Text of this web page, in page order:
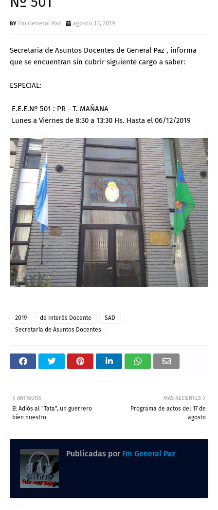
Fm General Paz agosto 13, 2019
Secretaria de Asuntos Docentes de General Paz , informa
que se encuentran sin cubrir siguiente cargo a saber:
ESPECIAL:
E.E.E.Nº 501 : PR - T. MAÑANA
Lunes a Viernes de 8:30 a 13:30 Hs. Hasta el 06/12/2019
2019 de Interés Docente
SAD
Secretaría de Asuntos Docentes
MÁS RECIENTES
Programa de actos del 17 de
agosto
ANTIGUOS
El Adiós al "Tata", un guerrero
bien nuestro
Publicadas por Fm General Paz